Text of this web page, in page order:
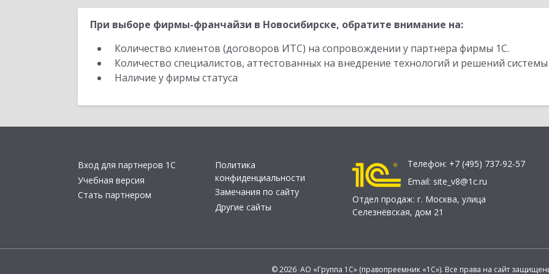
При выборе фирмы-франчайзи в Новосибирске, обратите внимание на:
Количество клиентов (договоров ИТС) на сопровождении у партнера фирмы 1С.
Количество специалистов, аттестованных на внедрение технологий и решений
Наличие у фирмы статуса
Вход для партнеров 1С
Учебная версия
Стать партнером
Политика
конфиденциальности
Замечания по сайту
Другие сайты
Телефон: +7 (495) 737-92-57
Email: site_v8@1c.ru
Отдел продаж: г. Москва, улица
Селезнёвская, дом 21
© 2026 АО «Группа 1С» (правопреемник «1С»). Все права на сайт